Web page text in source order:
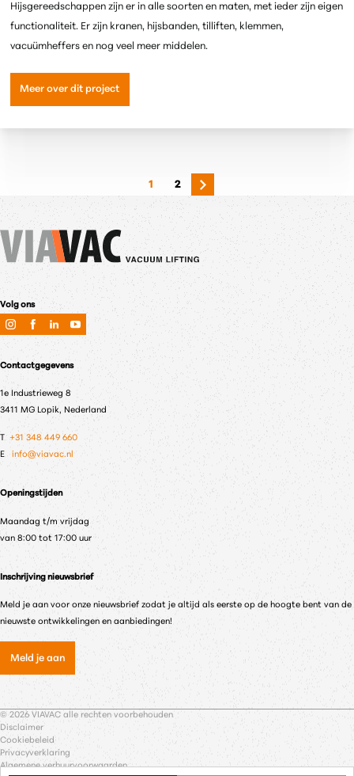
Hijsgereedschappen zijn er in alle soorten en maten, met ieder zijn eigen
functionaliteit. Er zijn kranen, hijsbanden, tilliften, klemmen,
vacuümheffers en nog veel meer middelen.
Meer over dit project
1 2
Volg ons
Contactgegevens
1e Industrieweg 8
3411 MG Lopik, Nederland
T +31 348 449 660
E info@viavac.nl
Openingstijden
Maandag t/m vrijdag
van 8:00 tot 17:00 uur
Inschrijving nieuwsbrief
Meld je aan voor onze nieuwsbrief zodat je altijd als eerste op de hoogte bent van de
nieuwste ontwikkelingen en aanbiedingen!
Meld je aan
© 2026 VIAVAC alle rechten voorbehouden
Disclaimer
Cookiebeleid
Privacyverklaring
Algemene verhuurvoorwaarden